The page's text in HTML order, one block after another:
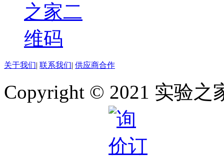
关于我们| 联系我们| 供应商合作
Copyright © 2021 实验之